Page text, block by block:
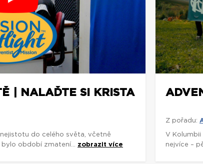
| NALAĎTE SI KRISTA
nejistotu do celého světa, včetně
bylo období zmatení... zobrazit více
Z pořadu:
V
nejvíce –